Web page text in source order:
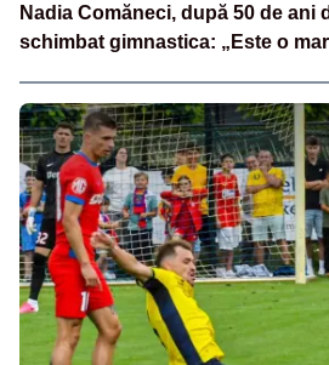
Nadia Comăneci, după 50 de ani
schimbat gimnastica: „Este o